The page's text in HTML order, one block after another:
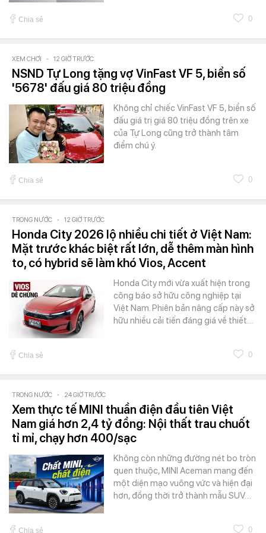
Chia sẻ 0
XEM CHƠI - 12 GIỜ TRƯỚC
NSND Tự Long tặng vợ VinFast VF 5, biển số
'5678' đấu giá 80 triệu đồng
Không chỉ chiếc VinFast VF 5, biển số
đấu giá trị giá 80 triệu đồng trên xe
của Tự Long cũng trở thành tâm
điểm chú ý.
Chia sẻ 0
TRONG NƯỚC - 12 GIỜ TRƯỚC
Honda City 2026 lộ nhiều chi tiết ở Việt Nam:
Mặt trước khác biệt rất lớn, dễ thêm màn hình
to, có hybrid sẽ làm khó Vios, Accent
Honda City mới vừa xuất hiện trong
công báo sở hữu công nghiệp tại
Việt Nam. Phiên bản nâng cấp này sở
hữu nhiều cải tiến đáng giá về thiết…
Chia sẻ 0
TRONG NƯỚC - 24 GIỜ TRƯỚC
Xem thực tế MINI thuần điện đầu tiên Việt
Nam giá hơn 2,4 tỷ đồng: Nội thất trau chuốt
tỉ mỉ, chạy hơn 400/sạc
Không còn những đường nét bo tròn
quen thuộc, MINI Aceman mang đến
một diện mạo vuông vức và hiện đại
hơn, đồng thời trở thành mẫu SUV…
Chia sẻ 0